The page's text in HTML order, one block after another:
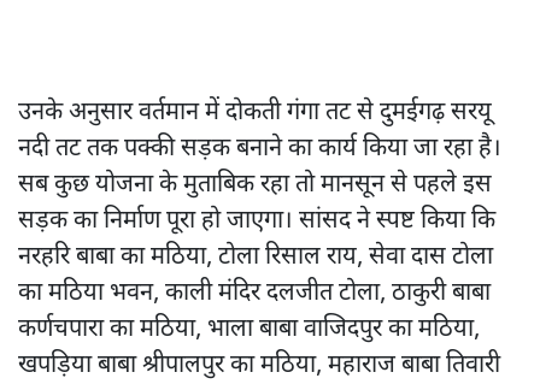
उनके अनुसार वर्तमान में दोकती गंगा तट से दुमईगढ़ सरयू
नदी तट तक पक्की सड़क बनाने का कार्य किया जा रहा है।
सब कुछ योजना के मुताबिक रहा तो मानसून से पहले इस
सड़क का निर्माण पूरा हो जाएगा। सांसद ने स्पष्ट किया कि
नरहरि बाबा का मठिया, टोला रिसाल राय, सेवा दास टोला
का मठिया भवन, काली मंदिर दलजीत टोला, ठाकुरी बाबा
कर्णचपारा का मठिया, भाला बाबा वाजिदपुर का मठिया,
खपड़िया बाबा श्रीपालपुर का मठिया, महाराज बाबा तिवारी